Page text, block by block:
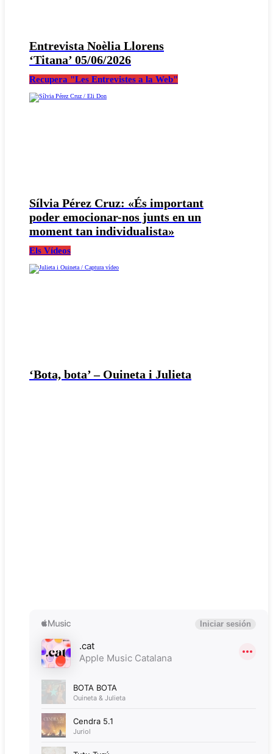
Entrevista Noèlia Llorens
‘Titana’ 05/06/2026
Recupera "Les Entrevistes a la Web"
Sílvia Pérez Cruz: «És important
poder emocionar-nos junts en un
moment tan individualista»
Els Vídeos
‘Bota, bota’ – Ouineta i Julieta